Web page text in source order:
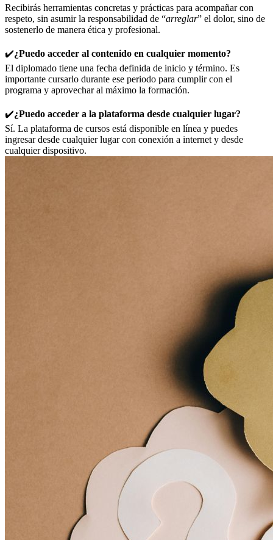
Recibirás herramientas concretas y prácticas para acompañar con
respeto, sin asumir la responsabilidad de “arreglar” el dolor, sino de
sostenerlo de manera ética y profesional.
✔️¿Puedo acceder al contenido en cualquier momento?
El diplomado tiene una fecha definida de inicio y término. Es
importante cursarlo durante ese periodo para cumplir con el
programa y aprovechar al máximo la formación.
✔️¿Puedo acceder a la plataforma desde cualquier lugar?
Sí. La plataforma de cursos está disponible en línea y puedes
ingresar desde cualquier lugar con conexión a internet y desde
cualquier dispositivo.